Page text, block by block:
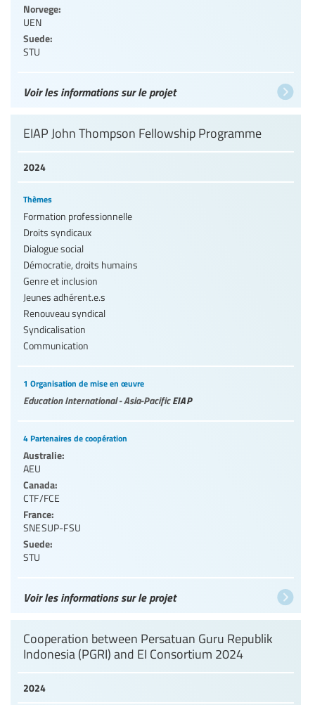
Norvege:
UEN
Suede:
STU
Voir les informations sur le projet
2024
EIAP John Thompson Fellowship Programme
Thèmes
Formation professionnelle
Droits syndicaux
Dialogue social
Démocratie, droits humains
Genre et inclusion
Jeunes adhérent.e.s
Renouveau syndical
Syndicalisation
Communication
1 Organisation de mise en œuvre
Education International - Asia-PacificEIAP
4 Partenaires de coopération
Australie:
AEU
Canada:
CTF/FCE
France:
SNESUP-FSU
Suede:
STU
Voir les informations sur le projet
2024
Cooperation between Persatuan Guru Republik
Indonesia (PGRI) and EI Consortium 2024